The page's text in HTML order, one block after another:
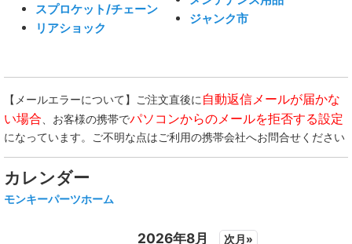
スプロケット/チェーン
リアショック
ジャンク市
【メールエラーについて】ご注文直後に 自動返信メールが届かな
い場合 、お客様の携帯でパソコンからのメールを拒否する設定
になっています。ご不明な点はご利用の携帯会社へお問合せください
カレンダー
モンキーパーツホーム
2026年8月 次月»